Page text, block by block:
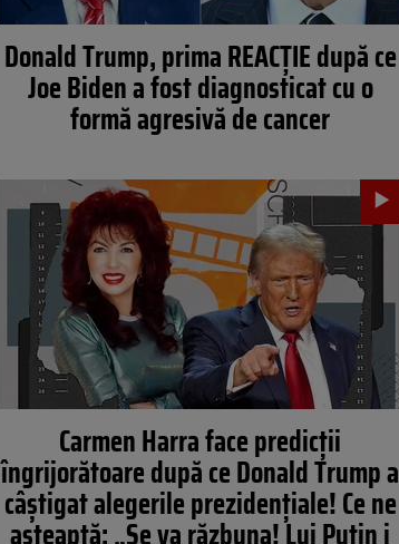
Donald Trump, prima REACȚIE după ce
Joe Biden a fost diagnosticat cu o
formă agresivă de cancer
Carmen Harra face predicții
îngrijorătoare după ce Donald Trump a
câștigat alegerile prezidențiale! Ce ne
așteaptă: „Se va răzbuna! Lui Putin i